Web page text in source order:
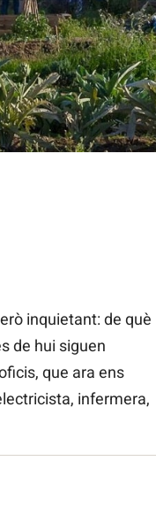
inquietant: de què
de hui siguen
que ara ens
infermera,